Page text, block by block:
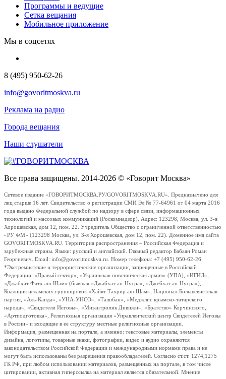
Программы и ведущие
Сетка вещания
Мобильное приложение
Мы в соцсетях
8 (495) 950-62-26
info@govoritmoskva.ru
Реклама на радио
Города вещания
Наши слушатели
Все права защищены. 2014-2026 © «Говорит Москва»
Сетевое издание «ГОВОРИТМОСКВА.РУ/GOVORITMOSKVA.RU». Предназначено для
лиц старше 16 лет. Свидетельство о регистрации СМИ Эл № 77-64961 от 04 марта 2016
года выдано Федеральной службой по надзору в сфере связи, информационных
технологий и массовых коммуникаций (Роскомнадзор). Адрес: 123298, Москва, ул. 3-я
Хорошевская, дом 12, пом. 22. Учредитель Общество с ограниченной ответственностью
«РУ ФМ» (123298 Москва, ул. 3-я Хорошевская, дом 12, пом. 22). Доменное имя сайта
GOVORITMOSKVA.RU. Территория распространения – Российская Федерация и
зарубежные страны. Языки: русский и английский. Главный редактор Бабаян Роман
Георгиевич. Email: info@govoritmoskva.ru. Номер телефона: +7 (495) 950-62-26
*Экстремистские и террористические организации, запрещенные в Российской
Федерации: «Правый сектор», «Украинская повстанческая армия» (УПА), «ИГИЛ»,
«Джабхат Фатх аш-Шам» (бывшая «Джабхат ан-Нусра», «Джебхат ан-Нусра»),
Коалиция исламских группировок «Хайят Тахрир аш-Шам», Национал-Большевистская
партия, «Аль-Каида», «УНА-УНСО», «Талибан», «Меджлис крымско-татарского
народа», «Свидетели Иеговы», «Мизантропик Дивижн», «Братство» Корчинского,
«Артподготовка», Религиозная организация «Управленческий центр Свидетелей Иеговы
в России» и входящие в ее структуру местные религиозные организации.
Информация, размещенная на портале, а именно: текстовые материалы, элементы
дизайна, логотипы, товарные знаки, фотографии, видео и аудио охраняются
законодательством Российской Федерации и международными нормами права и не
могут быть использованы без разрешения правообладателей. Согласно ст.ст. 1274,1275
ГК РФ, при любом использовании материалов, размещенных на портале, в том числе
цитировании, активная гиперссылка на материал является обязательной. Мнение